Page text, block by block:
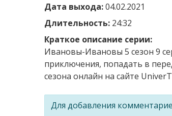
Дата выхода:04.02.2021
Длительность: 24:32
Краткое описание серии:
Ивановы-Ивановы 5 сезон 9
приключения, попадать в
сезона онлайн на сайте
Для добавления